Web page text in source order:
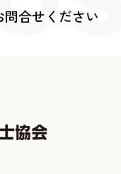
問合せください